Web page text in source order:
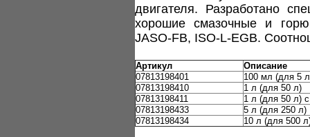
двигателя. Разработано
хорошие смазочные и
JASO-FB, ISO-L-EGB.
Артикул
Описание
07813198401
100 мл (для 5
07813198410
1 л (для 50 л)
07813198411
1 л (для 50 л)
07813198433
5 л (для 250 л)
07813198434
10 л (для 500